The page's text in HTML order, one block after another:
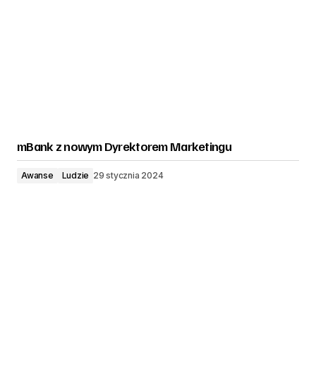
mBank z nowym Dyrektorem Marketingu
Awanse Ludzie 29 stycznia 2024